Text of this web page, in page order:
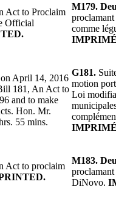
Act to Proclaim
Official
M179.
comme
April 14, 2016
181, An Act to
and to make
Hon. Mr.
55 mins.
G181.
motion
Loi
Act to proclaim
M183.
DiNovo.